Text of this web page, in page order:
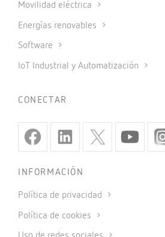
Movilidad eléctrica
Energías renovables
Software
IoT Industrial y Automatización
CONECTAR
INFORMACIÓN
Política de privacidad
Política de cookies